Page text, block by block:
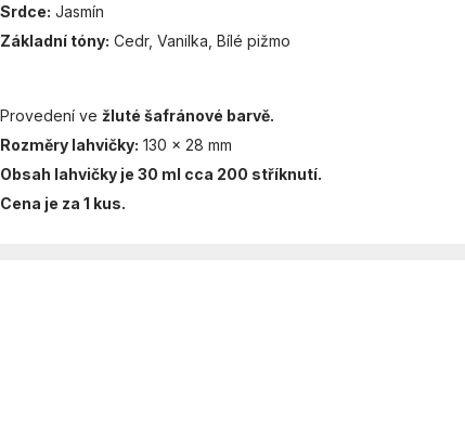
Srdce: Jasmín
Základní tóny: Cedr, Vanilka, Bílé pižmo
Provedení ve žluté šafránové barvě.
Rozměry lahvičky: 130 x 28 mm
Obsah lahvičky je 30 ml cca 200 stříknutí.
Cena je za 1 kus.